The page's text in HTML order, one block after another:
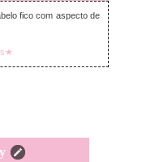
fico com aspecto de